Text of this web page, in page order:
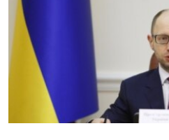
СПЕЦПРОЕКТИ
ДЕПОРТАЦІЯ
ВІДЕОУРОКИ «ELIFBE»
СВІДЧЕННЯ ОКУПАЦІЇ
УКРАЇНСЬКА ПРОБЛЕМА КРИМУ
ЯК ОБІЙТИ БЛОКУВАННЯ
Русский
Qırımtatar